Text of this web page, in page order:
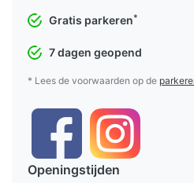
Gratis parkeren*
7 dagen geopend
* Lees de voorwaarden op de
Openingstijden